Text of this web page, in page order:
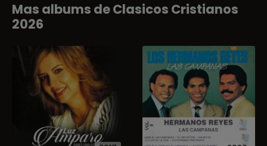
Mas albums de Clasicos Cristianos
2026